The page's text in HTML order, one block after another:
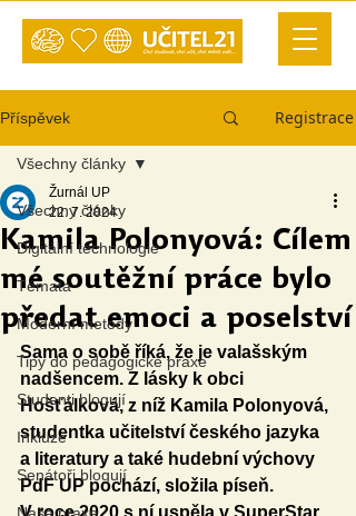
Příspěvek Registrace
Všechny články
Digitální technologie
Témata
Moderní metody
Tipy do pedagogické praxe
Studenti blogují
Inkluze
Senátoři blogují
Všechny články
Kamila Polonyová: Cílem
mé soutěžní práce bylo
předat emoci a poselství
Žurnál UP
22. 7. 2024
Sama o sobě říká, že je valašským
nadšencem. Z lásky k obci
Hošťálková, z níž Kamila Polonyová,
studentka učitelství českého jazyka
a literatury a také hudební výchovy
PdF UP pochází, složila píseň.
V roce 2020 s ní uspěla v SuperStar.